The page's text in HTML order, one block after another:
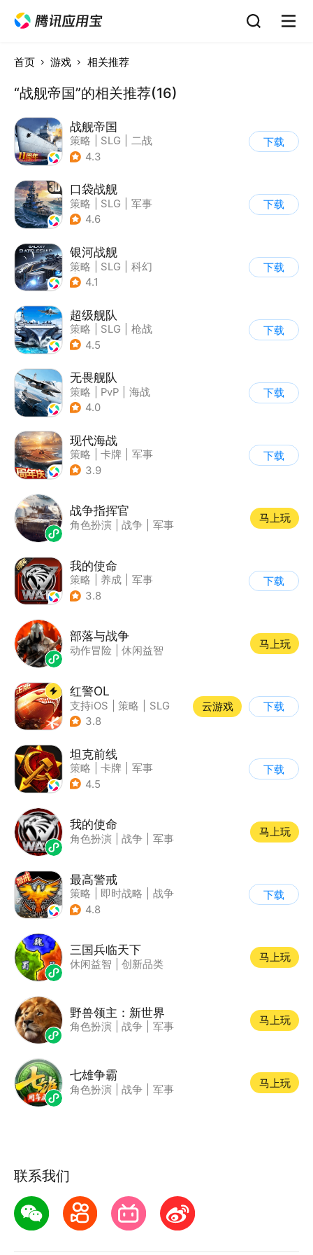
首页 游戏 相关推荐
“战舰帝国”的相关推荐(16)
战舰帝国
策略 SLG
二战
| 写实
4.3
下载
口袋战舰
策略 SLG
军事
| 写实
4.6
下载
银河战舰
策略 SLG
科幻
| 星战
4.1
下载
超级舰队
策略 SLG
枪战
| 写实
4.5
下载
无畏舰队
策略 PvP
海战
| 写实
4.0
下载
现代海战
策略 卡牌
军事
| 战术竞技
3.9
下载
战争指挥官
角色扮演 战争 军事
马上玩
我的使命
策略 养成
军事
| 紧急救援
3.8
下载
部落与战争
动作冒险 休闲益智
马上玩
红警OL
支持iOS 策略
SLG
| 二战
3.8
云游戏 下载
坦克前线
策略 卡牌
军事
| 战术竞技
4.5
下载
我的使命
角色扮演 战争 军事
马上玩
最高警戒
策略 即时战略
战争
| 红警
4.8
下载
三国兵临天下
休闲益智 创新品类
马上玩
野兽领主：新世界
角色扮演 战争 军事
马上玩
七雄争霸
角色扮演 战争 军事
马上玩
联系我们